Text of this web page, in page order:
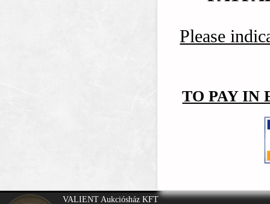
Please
TO PAY IN
VALIENT Aukciósház KFT